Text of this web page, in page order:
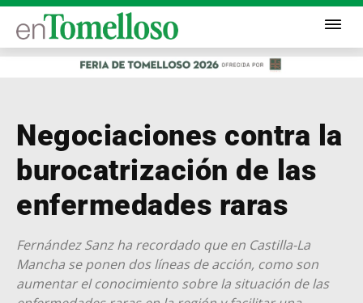
Negociaciones contra la
burocatrización de las
enfermedades raras
Fernández Sanz ha recordado que en Castilla-La
Mancha se ponen dos líneas de acción, como son
aumentar el conocimiento sobre la situación de las